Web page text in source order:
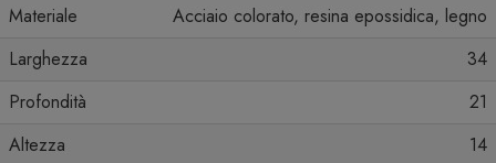
Materiale
Acciaio colorato, resina epossidica, legno
Larghezza
34
Profondità
21
Altezza
14